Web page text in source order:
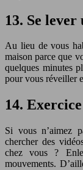
13. Se
Au lieu de vous
maison parce que
quelques minutes
pour vous réveiller
14.
Si vous n’aimez
chercher des
chez vous ?
mouvements.